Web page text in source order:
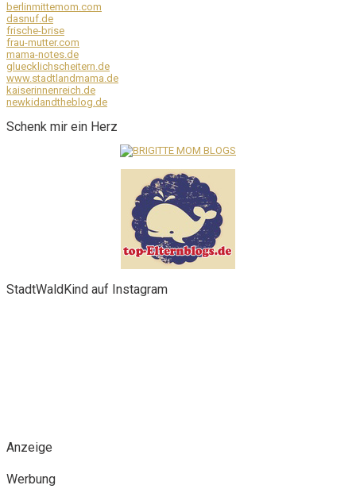
berlinmittemom.com
dasnuf.de
frische-brise
frau-mutter.com
mama-notes.de
gluecklichscheitern.de
www.stadtlandmama.de
kaiserinnenreich.de
newkidandtheblog.de
Schenk mir ein Herz
StadtWaldKind auf Instagram
Anzeige
Werbung